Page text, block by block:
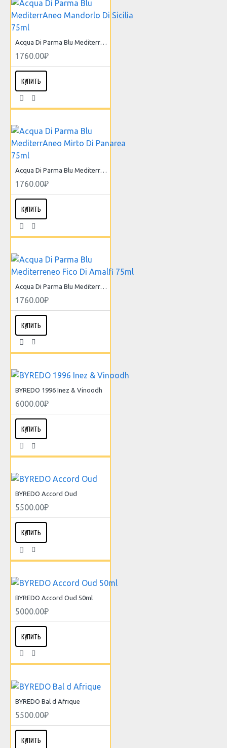
Acqua Di Parma Blu MediterrAneo Mandorlo Di Sicilia 75ml
1760.00₽
КУПИТЬ
Acqua Di Parma Blu MediterrAneo Mirto Di Panarea 75ml
1760.00₽
КУПИТЬ
1760.00₽
КУПИТЬ
BYREDO 1996 Inez & Vinoodh
6000.00₽
КУПИТЬ
BYREDO Accord Oud
5500.00₽
КУПИТЬ
BYREDO Accord Oud 50ml
5000.00₽
КУПИТЬ
BYREDO Bal d Afrique
5500.00₽
КУПИТЬ